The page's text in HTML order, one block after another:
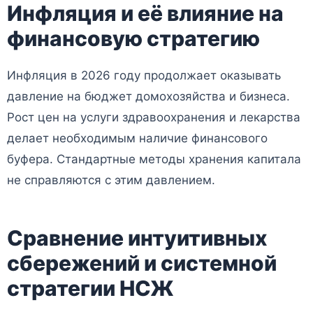
Инфляция и её влияние на
финансовую стратегию
Инфляция в 2026 году продолжает оказывать
давление на бюджет домохозяйства и бизнеса.
Рост цен на услуги здравоохранения и лекарства
делает необходимым наличие финансового
буфера. Стандартные методы хранения капитала
не справляются с этим давлением.
Сравнение интуитивных
сбережений и системной
стратегии НСЖ